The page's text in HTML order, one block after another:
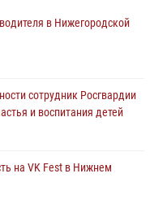
на VK Fest в Нижнем
неделю выезжали
в Нижнем Новгороде
в Нижегородской
сотрудник Росгвардии
и воспитания детей
на VK Fest в Нижнем